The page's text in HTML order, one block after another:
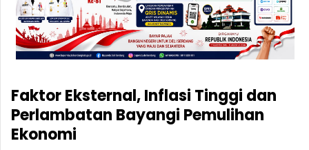
Faktor Eksternal, Inflasi Tinggi dan
Perlambatan Bayangi Pemulihan
Ekonomi